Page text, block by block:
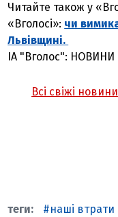
Читайте також у
«Вголосі»: чи
Львівщині.
ІА "Вголос": НОВИНИ
Всі свіжі
наші втрати